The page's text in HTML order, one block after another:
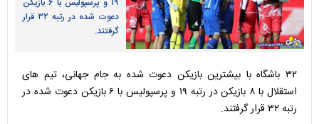
دعوت شده در رتبه ۳۲ قرار
گرفتند.
۳۲ باشگاه با بیشترین بازیکن دعوت شده به جام جهانی، تیم های
استقلال با ۸ بازیکن در رتبه ۱۹ و پرسپولیس با ۶ بازیکن دعوت شده در
رتبه ۳۲ قرار گرفتند.